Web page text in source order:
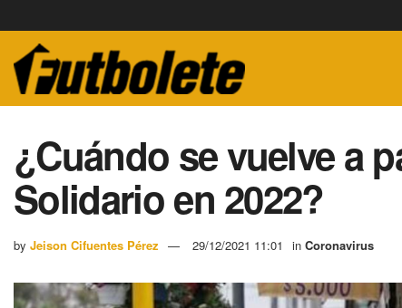
¿Cuándo se vuelve a
Solidario en 2022?
by Jeison Cifuentes Pérez 29/12/2021 11:01 in Coronavirus